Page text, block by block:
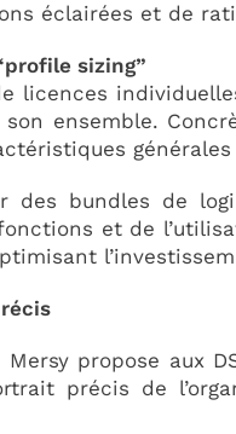
éclairées et de
sizing”
licences
ensemble.
des bundles de
et de
propose aux
précis de